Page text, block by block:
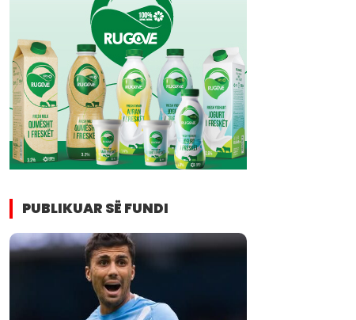
PUBLIKUAR SË FUNDI